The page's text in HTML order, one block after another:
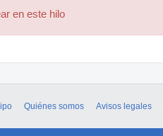
en este hilo
Quiénes somos Avisos legales